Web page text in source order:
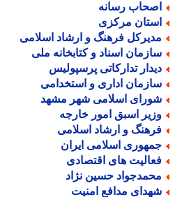
رسانه
مرکزی
فرهنگ و ارشاد اسلامی
اسناد و کتابخانه ملی
تدارکاتی پرسپولیس
اداری و استخدامی
اسلامی شهر مشهد
اسبق امور خارجه
و ارشاد اسلامی
اسلامی ایران
های اقتصادی
حسین نژاد
مدافع امنیت